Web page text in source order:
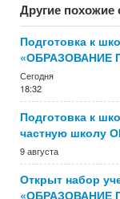
Другие
Подготовка к
«ОБРАЗОВАНИЕ
Сегодня
18:32
Подготовка к
частную школу
9 августа
Открыт набор
«ОБРАЗОВАНИЕ